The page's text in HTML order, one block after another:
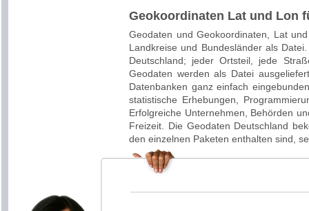
Geokoordinaten Lat und Lon
Geodaten undGeokoordinaten Lat
Landkreise und Bundesländerals Datei.
Deutschland; jederOrtsteil , jede
Geodaten werden als Datei
Datenbanken ganz einfach
statistische Erhebungen,
Erfolgreiche Unternehmen, Behörden
Freizeit. Die Geodaten Deutschland
den einzelnen Paketen enthalten sind,